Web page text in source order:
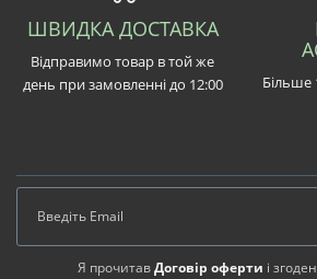
ШВИДКА ДОСТАВКА
Відправимо товар в той же
день при замовленні до 12:00
Більше
Я прочитавДоговір оферти і